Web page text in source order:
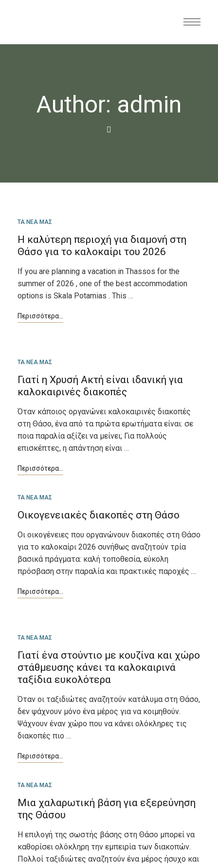
Author: admin
ΜΑΡ
ΤΑ ΝΕΑ ΜΑΣ
Η καλύτερη περιοχή για διαμονή στη
Θάσο για το καλοκαίρι του 2026
If you are planning a vacation in Thassos for the
summer of 2026 , one of the best accommodation
options is Skala Potamias . This …
ΜΆΙ
16
ΤΑ ΝΕΑ ΜΑΣ
Γιατί η Χρυσή Ακτή είναι ιδανική για
καλοκαιρινές διακοπές
Όταν κάποιος οργανώνει καλοκαιρινές διακοπές
στη Θάσο, ένα από τα πρώτα ερωτήματα είναι: σε
ποια παραλία αξίζει να μείνει; Για πολλούς
επισκέπτες, η απάντηση είναι …
ΜΆΙ
ΤΑ ΝΕΑ ΜΑΣ
Οικογενειακές διακοπές στη Θάσο
Οι οικογένειες που οργανώνουν διακοπές στη Θάσο
για το καλοκαίρι 2026 συνήθως αναζητούν τρία
βασικά πράγματα: καλή τοποθεσία, εύκολη
πρόσβαση στην παραλία και πρακτικές παροχές …
ΑΠΡ
24
ΤΑ ΝΕΑ ΜΑΣ
Γιατί ένα στούντιο με κουζίνα και χώρο
στάθμευσης κάνει τα καλοκαιρινά
ταξίδια ευκολότερα
Όταν οι ταξιδιώτες αναζητούν κατάλυμα στη Θάσο,
δεν ψάχνουν μόνο ένα μέρος για να κοιμηθούν.
Ψάχνουν έναν χώρο που να κάνει ολόκληρες τις
διακοπές πιο …
ΑΠΡ
ΤΑ ΝΕΑ ΜΑΣ
Μια χαλαρωτική βάση για εξερεύνηση
της Θάσου
Η επιλογή της σωστής βάσης στη Θάσο μπορεί να
καθορίσει ολόκληρη την εμπειρία των διακοπών.
Πολλοί ταξιδιώτες αναζητούν ένα μέρος ήσυχο και